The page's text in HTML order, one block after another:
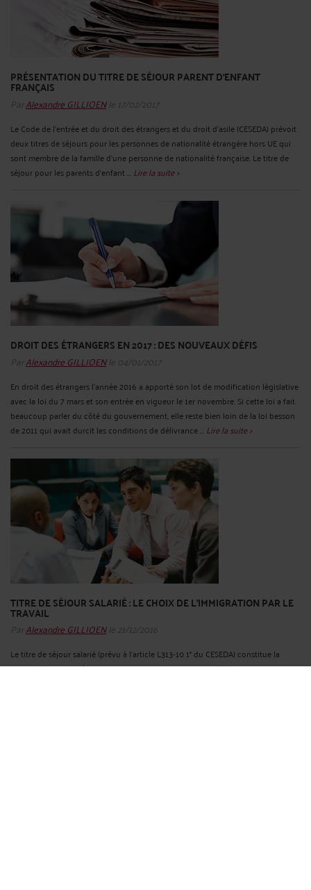
PRÉSENTATION DU TITRE DE SÉJOUR PARENT D'ENFANT
FRANÇAIS
ParAlexandre GILLIOENle 17/02/2017
Le Code de l’entrée et du droit des étrangers et du droit d’asile (CESEDA) prévoit
deux titres de séjours pour les personnes de nationalité étrangère hors UE qui
sont membre de la famille d’une personne de nationalité française. Le titre de
séjour pour les parents d’enfant ... Lire la suite >
DROIT DES ÉTRANGERS EN 2017 : DES NOUVEAUX DÉFIS
ParAlexandre GILLIOENle 04/01/2017
En droit des étrangers l’année 2016 a apporté son lot de modification législative
avec la loi du 7 mars et son entrée en vigueur le 1er novembre. Si cette loi a fait
beaucoup parler du côté du gouvernement, elle reste bien loin de la loi besson
de 2011 qui avait durcit les conditions de délivrance ... Lire la suite >
TITRE DE SÉJOUR SALARIÉ : LE CHOIX DE L’IMMIGRATION PAR LE
TRAVAIL
ParAlexandre GILLIOENle 21/12/2016
Le titre de séjour salarié (prévu à l’article L313-10 1° du CESEDA) constitue la
principale possibilité pour vivre en France hors raison familiale. Toutefois, et